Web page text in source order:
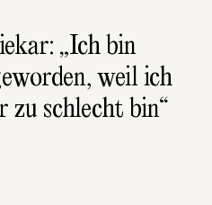
„Ich bin
weil ich
zu schlecht bin“